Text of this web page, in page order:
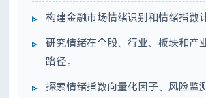
构建金融市场情绪识别和情绪指数
研究情绪在个股、行业、板块和产
路径。
探索情绪指数向量化因子、风险监